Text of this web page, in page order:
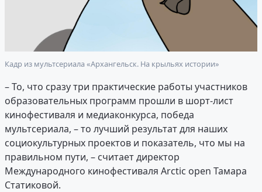
Кадр из мультсериала «Архангельск. На крыльях истории»
– То, что сразу три практические работы участников
образовательных программ прошли в шорт-лист
кинофестиваля и медиаконкурса, победа
мультсериала, – то лучший результат для наших
социокультурных проектов и показатель, что мы на
правильном пути, – считает директор
Международного кинофестиваля Arctic open Тамара
Статиковой.